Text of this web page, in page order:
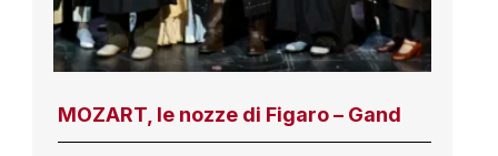
MOZART, le nozze di Figaro – Gand